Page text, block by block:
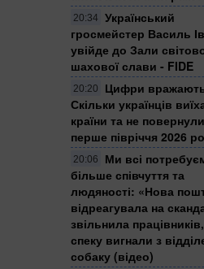
20:34
Український
гросмейстер Василь
увійде до Зали
шахової слави - FIDE
20:20
Цифри
Скільки українців
країни та не
перше півріччя 2026
20:06
Ми всі
більше співчуття та
людяності: «Нова
відреагувала на
звільнила
спеку вигнали з
собаку (відео)